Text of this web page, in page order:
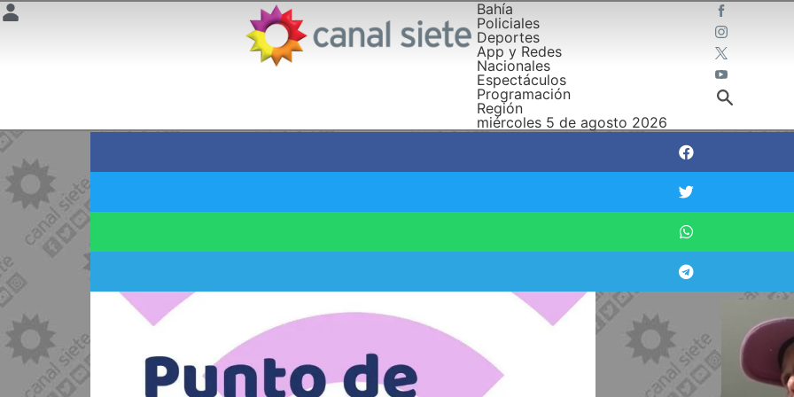
Bahía
Policiales
Deportes
App y Redes
Nacionales
Espectáculos
Programación
Región
miércoles 5 de agosto 2026
Punto de conectividad para trabajar y estudiar